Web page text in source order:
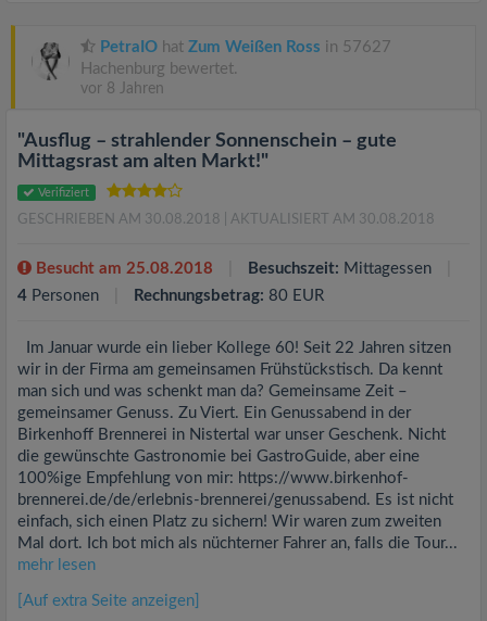
PetraIO hat Zum Weißen Ross in 57627
Hachenburg bewertet.
vor 8 Jahren
"Ausflug – strahlender Sonnenschein – gute
Mittagsrast am alten Markt!"
Verifiziert
GESCHRIEBEN AM 30.08.2018 | AKTUALISIERT AM 30.08.2018
Besucht am 25.08.2018 Besuchszeit: Mittagessen
4 Personen Rechnungsbetrag: 80 EUR
Im Januar wurde ein lieber Kollege 60! Seit 22 Jahren sitzen
wir in der Firma am gemeinsamen Frühstückstisch. Da kennt
man sich und was schenkt man da? Gemeinsame Zeit –
gemeinsamer Genuss. Zu Viert. Ein Genussabend in der
Birkenhoff Brennerei in Nistertal war unser Geschenk. Nicht
die gewünschte Gastronomie bei GastroGuide, aber eine
100%ige Empfehlung von mir: https://www.birkenhof-
brennerei.de/de/erlebnis-brennerei/genussabend. Es ist nicht
einfach, sich einen Platz zu sichern! Wir waren zum zweiten
Mal dort. Ich bot mich als nüchterner Fahrer an, falls die Tour...
mehr lesen
[Auf extra Seite anzeigen]